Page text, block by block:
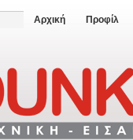
Αρχική Προφίλ